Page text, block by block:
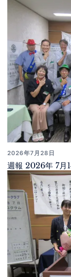
2026年7月28日
週報 2026年 7月